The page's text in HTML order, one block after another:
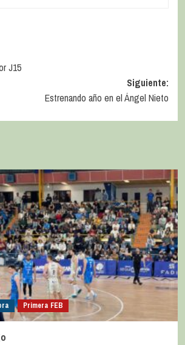
J15
Siguiente:
Estrenando año en el Ángel Nieto
Primera FEB